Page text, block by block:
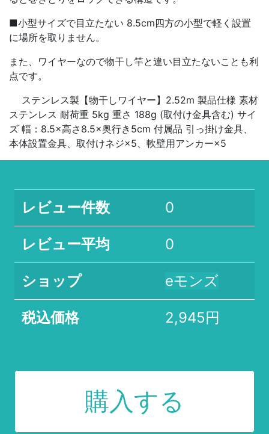
■小型サイズで目立たない 8.5cm四方の小型で軽く設置
に場所を取りません。
また、ワイヤーなので物干し竿と違い目立たないことも利
点です。
ステンレス製【物干しワイヤー】2.52m 製品仕様 素材
ステンレス 耐荷重 5kg 重さ 188g (取付け金具含む) サイ
ズ 幅：8.5×高さ8.5×奥行き5cm 付属品 引っ掛け金具、
本体設置金具、取付けネジ×5、軟壁用アンカー×5
レビュー件数 0
レビュー平均 0
ショップ eモンズ
税込価格 2,945円
購入する